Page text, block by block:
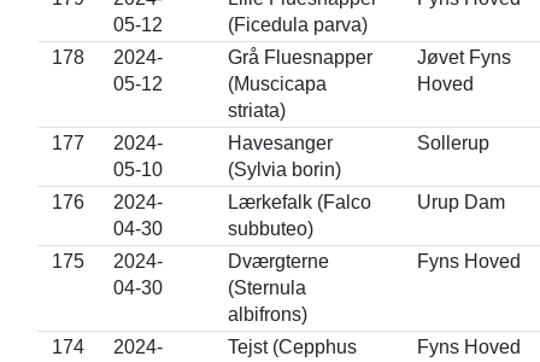
05-12
(Ficedula parva)
178
2024-
05-12
Grå Fluesnapper
(Muscicapa
striata)
Jøvet Fyns
Hoved
177
2024-
05-10
Havesanger
(Sylvia borin)
Sollerup
176
2024-
04-30
Lærkefalk (Falco
subbuteo)
Urup Dam
175
2024-
04-30
Dværgterne
(Sternula
albifrons)
Fyns Hoved
174
2024-
Tejst (Cepphus
Fyns Hoved